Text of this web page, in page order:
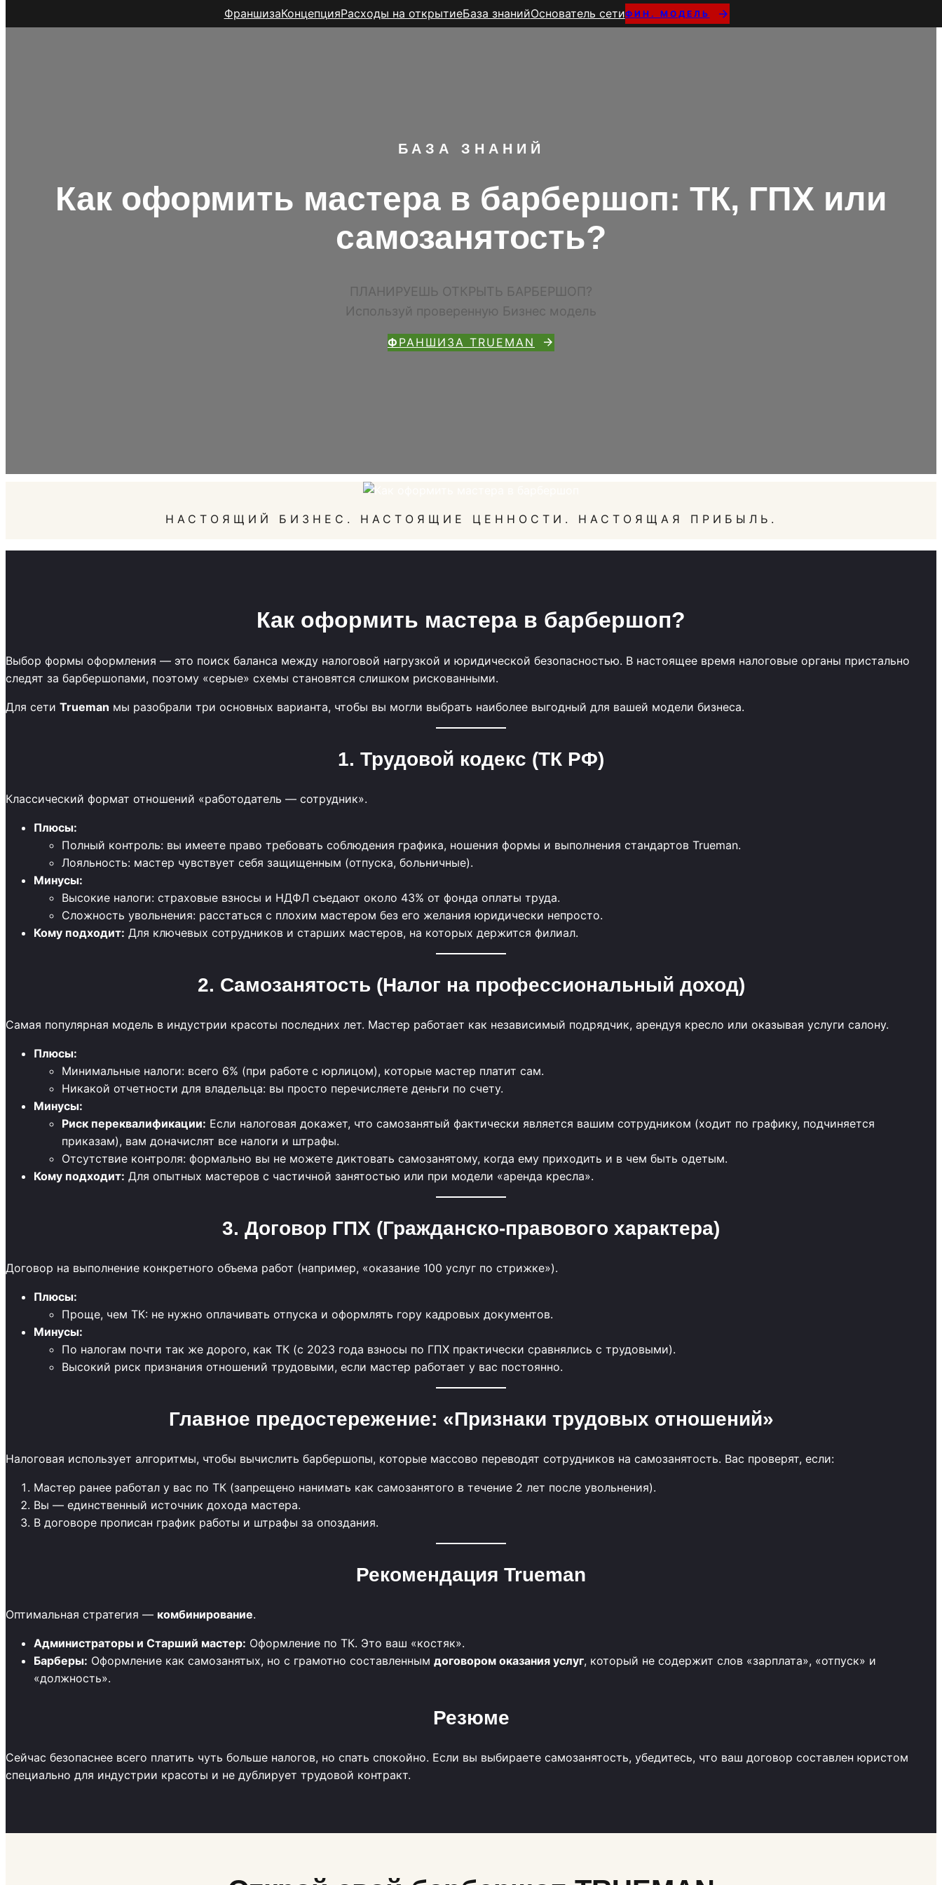
ФраншизаКонцепцияРасходы на открытиеБаза знанийОснователь сетиФИН. МОДЕЛЬ
БАЗА ЗНАНИЙ
Как оформить мастера в барбершоп: ТК, ГПХ или
самозанятость?
ПЛАНИРУЕШЬ ОТКРЫТЬ БАРБЕРШОП?
Используй проверенную Бизнес модель
Ф РАНШИЗА TRUEMAN
НАСТОЯЩИЙ БИЗНЕС. НАСТОЯЩИЕ ЦЕННОСТИ. НАСТОЯЩАЯ ПРИБЫЛЬ.
Как оформить мастера в барбершоп?
Выбор формы оформления — это поиск баланса между налоговой нагрузкой и юридической безопасностью. В настоящее время налоговые органы пристально
следят за барбершопами, поэтому «серые» схемы становятся слишком рискованными.
Для сети Trueman мы разобрали три основных варианта, чтобы вы могли выбрать наиболее выгодный для вашей модели бизнеса.
1. Трудовой кодекс (ТК РФ)
Классический формат отношений «работодатель — сотрудник».
Плюсы:
Полный контроль: вы имеете право требовать соблюдения графика, ношения формы и выполнения стандартов Trueman.
Лояльность: мастер чувствует себя защищенным (отпуска, больничные).
Минусы:
Высокие налоги: страховые взносы и НДФЛ съедают около 43% от фонда оплаты труда.
Сложность увольнения: расстаться с плохим мастером без его желания юридически непросто.
Кому подходит: Для ключевых сотрудников и старших мастеров, на которых держится филиал.
2. Самозанятость (Налог на профессиональный доход)
Самая популярная модель в индустрии красоты последних лет. Мастер работает как независимый подрядчик, арендуя кресло или оказывая услуги салону.
Плюсы:
Минимальные налоги: всего 6% (при работе с юрлицом), которые мастер платит сам.
Никакой отчетности для владельца: вы просто перечисляете деньги по счету.
Минусы:
Риск переквалификации: Если налоговая докажет, что самозанятый фактически является вашим сотрудником (ходит по графику, подчиняется
приказам), вам доначислят все налоги и штрафы.
Отсутствие контроля: формально вы не можете диктовать самозанятому, когда ему приходить и в чем быть одетым.
Кому подходит: Для опытных мастеров с частичной занятостью или при модели «аренда кресла».
3. Договор ГПХ (Гражданско-правового характера)
Договор на выполнение конкретного объема работ (например, «оказание 100 услуг по стрижке»).
Плюсы:
Проще, чем ТК: не нужно оплачивать отпуска и оформлять гору кадровых документов.
Минусы:
По налогам почти так же дорого, как ТК (с 2023 года взносы по ГПХ практически сравнялись с трудовыми).
Высокий риск признания отношений трудовыми, если мастер работает у вас постоянно.
Главное предостережение: «Признаки трудовых отношений»
Налоговая использует алгоритмы, чтобы вычислить барбершопы, которые массово переводят сотрудников на самозанятость. Вас проверят, если:
Мастер ранее работал у вас по ТК (запрещено нанимать как самозанятого в течение 2 лет после увольнения).
Вы — единственный источник дохода мастера.
В договоре прописан график работы и штрафы за опоздания.
Рекомендация Trueman
Оптимальная стратегия — комбинирование.
Администраторы и Старший мастер: Оформление по ТК. Это ваш «костяк».
Барберы: Оформление как самозанятых, но с грамотно составленным договором оказания услуг, который не содержит слов «зарплата», «отпуск» и
«должность».
Резюме
Сейчас безопаснее всего платить чуть больше налогов, но спать спокойно. Если вы выбираете самозанятость, убедитесь, что ваш договор составлен юристом
специально для индустрии красоты и не дублирует трудовой контракт.